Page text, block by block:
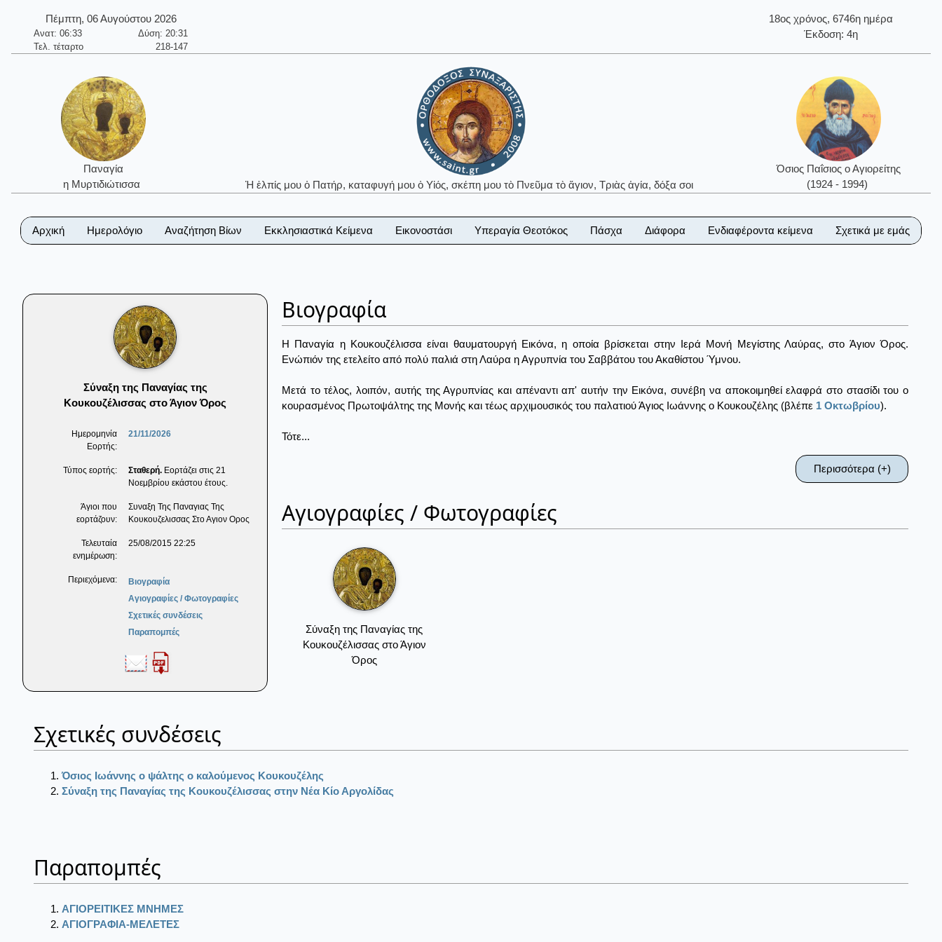
Πέμπτη, 06 Αυγούστου 2026
Ανατ: 06:33
Δύση: 20:31
Τελ. τέταρτο
218-147
18ος χρόνος, 6746η ημέρα
Έκδοση: 4η
Παναγία
η Μυρτιδιώτισσα
Ἡ ἐλπίς μου ὁ Πατήρ, καταφυγή μου ὁ Υἱός, σκέπη μου τὸ Πνεῦμα τὸ ἅγιον, Τριὰς ἁγία, δόξα σοι
Όσιος Παΐσιος ο Αγιορείτης
(1924 - 1994)
Αρχική Ημερολόγιο Αναζήτηση Βίων Εκκλησιαστικά Κείμενα Εικονοστάσι Υπεραγία Θεοτόκος Πάσχα Διάφορα Ενδιαφέροντα κείμενα Σχετικά με εμάς
Σύναξη της Παναγίας της
Κουκουζέλισσας στο Άγιον Όρος
Ημερομηνία
Εορτής:
21/11/2026
Τύπος εορτής: Σταθερή. Εορτάζει στις 21
Νοεμβρίου εκάστου έτους.
Άγιοι που
εορτάζουν:
Συναξη Της Παναγιας Της
Κουκουζελισσας Στο Αγιον Ορος
Τελευταία
ενημέρωση:
25/08/2015 22:25
Περιεχόμενα:
Βιογραφία
Αγιογραφίες / Φωτογραφίες
Σχετικές συνδέσεις
Παραπομπές
Βιογραφία
Η Παναγία η Κουκουζέλισσα είναι θαυματουργή Eικόνα, η οποία βρίσκεται στην Ιερά Μονή Μεγίστης Λαύρας, στο Άγιον Όρος.
Ενώπιόν της ετελείτο από πολύ παλιά στη Λαύρα η Αγρυπνία του Σαββάτου του Ακαθίστου Ύμνου.
Μετά το τέλος, λοιπόν, αυτής της Αγρυπνίας και απέναντι απ' αυτήν την Εικόνα, συνέβη να αποκοιμηθεί ελαφρά στο στασίδι του ο
κουρασμένος Πρωτοψάλτης της Μονής και τέως αρχιμουσικός του παλατιού Άγιος Ιωάννης ο Κουκουζέλης (βλέπε 1 Οκτωβρίου).
Τότε...
Περισσότερα (+)
Αγιογραφίες / Φωτογραφίες
Σύναξη της Παναγίας της
Κουκουζέλισσας στο Άγιον
Όρος
Σχετικές συνδέσεις
Όσιος Ιωάννης ο ψάλτης ο καλούμενος Κουκουζέλης
Σύναξη της Παναγίας της Κουκουζέλισσας στην Νέα Κίο Αργολίδας
Παραπομπές
ΑΓΙΟΡΕΙΤΙΚΕΣ ΜΝΗΜΕΣ
ΑΓΙΟΓΡΑΦΙΑ-ΜΕΛΕΤΕΣ